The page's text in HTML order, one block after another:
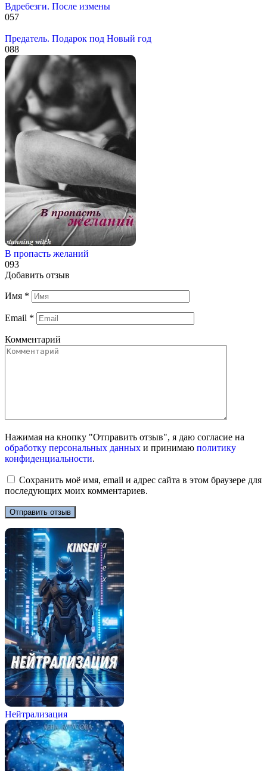
Вдребезги. После измены
057
Предатель. Подарок под Новый год
088
В пропасть желаний
093
Добавить отзыв
Имя *
Email *
Комментарий
Нажимая на кнопку "Отправить отзыв", я даю согласие на
обработку персональных данных и принимаю политику
конфиденциальности.
Сохранить моё имя, email и адрес сайта в этом браузере для
последующих моих комментариев.
Нейтрализация